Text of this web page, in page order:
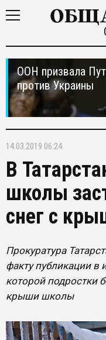
ООН призвала
против Украины
14.03.2019 06:24
В
школы
снег с
Прокуратура
факту публикации в
которой подростки
крыши школы